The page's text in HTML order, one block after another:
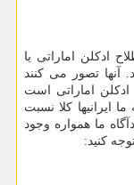
ادکلن اماراتی یا
آنها تصور می کنند
اماراتی است
ایرانیها کلا نسبت
ما همواره وجود
کنید: